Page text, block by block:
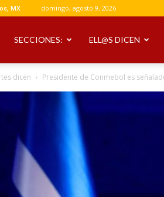
MX domingo, agosto 9, 2026
SECCIONES: ELL@S DICEN
dicen Presidente de Conmebol es